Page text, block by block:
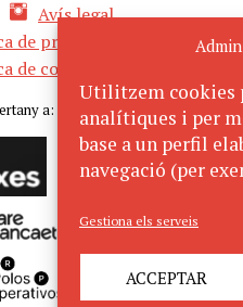
Utilitzem cookies
analítiques i per
base a un perfil
navegació (per
Gestiona els serveis
ACCEPTAR
Avís legal
de privacitat
de cookies
a: